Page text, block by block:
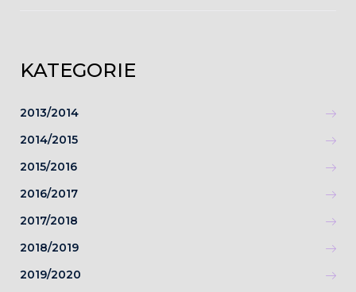
KATEGORIE
2013/2014
2014/2015
2015/2016
2016/2017
2017/2018
2018/2019
2019/2020